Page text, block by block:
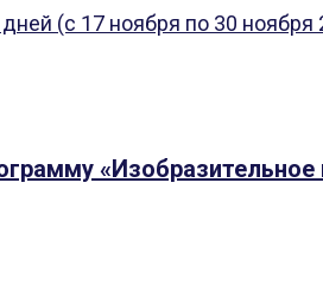
(с 17 ноября по 30